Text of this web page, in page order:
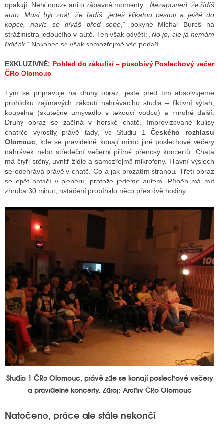
opakují. Není nouze ani o zábavné momenty: „ Nezapomeň, že řídíš
auto. Musí být znát, že řadíš, jedeš klikatou cestou a ještě do
kopce, navíc se díváš před sebe ,“ pokyne Michal Bureš na
strážmistra jedoucího v autě. Ten však odvětí: „No jo, ale já nemám
řidičák.“ Nakonec se však samozřejmě vše podaří.
EXKLUZIVNĚ: Pohled do zákulisí – působivý Poslechový večer
ČRo Olomouc
Tým se připravuje na druhý obraz, ještě před tím absolvujeme
prohlídku zajímavých zákoutí nahrávacího studia – fiktivní výtah,
koupelna (skutečné umyvadlo s tekoucí vodou) a mnohé další.
Druhý obraz se začíná v horské chatě. Improvizované kulisy
chatrče vyrostlyprávě tady, ve Studiu 1Českého rozhlasu
Olomouc , kde se pravidelně konají mimo jiné poslechové večery
nahrávek nebo středeční večerní přímé přenosy koncertů. Chata
má čtyři stěny, uvnitř židle a samozřejmě mikrofony. Hlavní výslech
se odehrává právě v chatě. Co a jak prozatím stranou. Třetí obraz
se opět natáčí v plenéru, protože jedeme autem. Příběh má mít
zhruba 30 minut, natáčení probíhalo něco přes dvě hodiny.
Studio 1 ČRo Olomouc, právě zde se konají poslechové večery
a pravidelné koncerty. Zdroj: Archiv ČRo Olomouc
Natočeno, práce ale stále nekončí